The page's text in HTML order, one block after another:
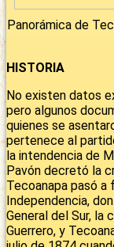
Panorámica de
HISTORIA
No existen datos
pero algunos
quienes se
pertenece al
la intendencia de
Pavón decretó la
Tecoanapa pasó a
Independencia,
General del Sur, la
Guerrero, y